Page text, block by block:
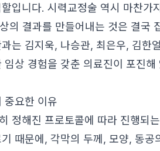
입니다. 시력교정술 역시 마찬가
의 결과를 만들어내는 것은 결국
는 김지욱, 나승관, 최은우, 김한
임상 경험을 갖춘 의료진이 포진
중요한 이유
정해진 프로토콜에 따라 진행되
때문에, 각막의 두께, 모양, 동